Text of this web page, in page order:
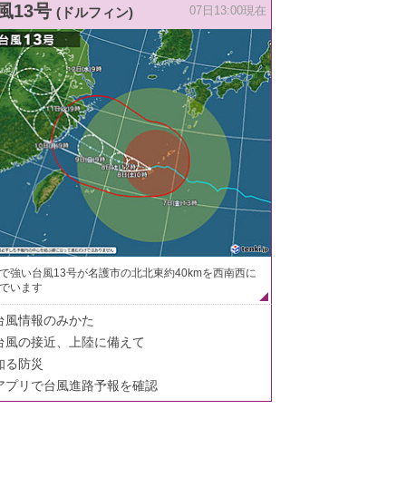
13号 (ドルフィン) 07日13:00現在
強い台風13号が名護市の北北東約40kmを西南西に
います
風情報のみかた
風の接近、上陸に備えて
る防災
プリで台風進路予報を確認